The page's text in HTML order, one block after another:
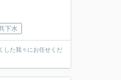
下水
した我々にお任せくだ